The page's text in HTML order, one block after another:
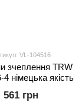
VL-104516
зчеплення TRW
німецька якість
561 грн